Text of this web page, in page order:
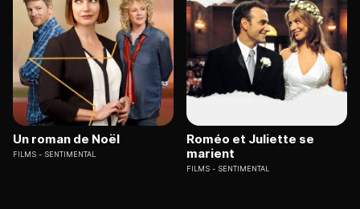
Un roman de Noël
FILMS SENTIMENTAL
Roméo et Juliette se
marient
FILMS SENTIMENTAL